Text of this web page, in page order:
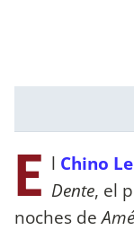
E l Chino
Dente, el
noches de